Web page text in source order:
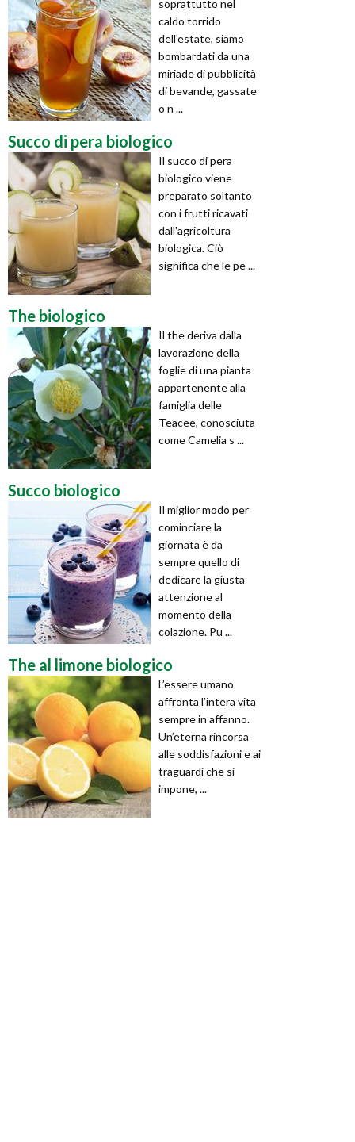
soprattutto nel
caldo torrido
dell'estate, siamo
bombardati da una
miriade di pubblicità
di bevande, gassate
o n ...
Succo di pera biologico
Il succo di pera
biologico viene
preparato soltanto
con i frutti ricavati
dall'agricoltura
biologica. Ciò
significa che le pe ...
The biologico
Il the deriva dalla
lavorazione della
foglie di una pianta
appartenente alla
famiglia delle
Teacee, conosciuta
come Camelia s ...
Succo biologico
Il miglior modo per
cominciare la
giornata è da
sempre quello di
dedicare la giusta
attenzione al
momento della
colazione. Pu ...
The al limone biologico
L’essere umano
affronta l’intera vita
sempre in affanno.
Un’eterna rincorsa
alle soddisfazioni e ai
traguardi che si
impone, ...